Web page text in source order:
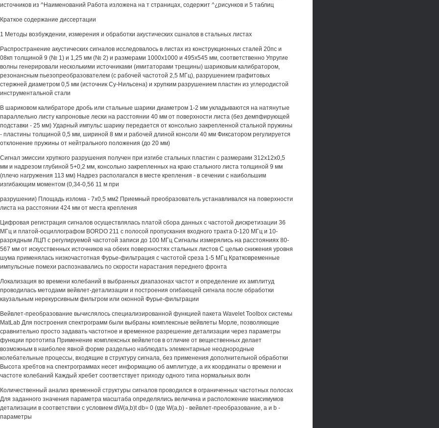
источников из ^Наименований Работа изложена на т страницах, содержит ^¿рисунков и 5 таблиц
Краткое содержание диссертации
1 Методы возбуждении, измерения и обработки акустических сшналов в стальных листах
Распространение акустических сигналов исследовалось в листах из конструкционных сталей 20пс и
08кп толщиной 9 (№ 1) и 1,25 мм (№ 2) и размерами 1000x1000 и 495x545 мм, соответственно Упругие
волны генерировали несколькими источниками (имитаторами трещины) шариковым калибратором,
резонансным пьезопреобразователем (с рабочей частотой 2,5 МГц), разрушением графитовых
стержней диаметром 0,5 мм (источник Су-Нильсена) и хрупким разрушением пластин из углеродистой
инструментальной стали
В шариковом калибраторе дробь или стальные шарики диаметром 1-2 мм укладываются на натянутые
параллельно листу капроновые лески на расстоянии 40 мм от поверхности листа (без демпфирующей
подставки - 25 мм) Ударный импульс шарику передается от консольно закрепленной стальной пружины
- пластины толщиной 0,5 мм, шириной 8 мм и рабочей длиной консоли 40 мм Фиксатором регулируется
отклонение пружины от нейтрального положения (до 20 мм)
Сигнал эмиссии хрупкого разрушения получен при изгибе стальных пластин с размерами 312x12x0,5
мм и надрезом глубиной 5+0,2 мм, консольно закрепленных на краю стального листа толщиной 9 мм
(плечо нагружения 113 мм) Надрез располагался в месте крепления - в сечении с наибольшим
изгибающим моментом (0,34-0,56 11 м при
разрушении) Площадь излома - 7x0,5 мм2 Приемный преобразователь устанавливался на поверхности
листа на расстоянии 424 мм от места крепления
Цифровая регистрация сигналов осуществлялась платой сбора данных с частотой дискретизации 36
МГц и платой-осциллографом BORDO 211 с полосой пропускания входного тракта 0-120 МГц и 10-
разрядным ЛЦП с регулируемой частотой записи до 100 МГц Сигналы измерялись на расстояниях 80-
567 мм от искусственных источников на обеих поверхностях стальных листов С целью снижения уровня
шума применялась низкочастотная Фурье-фильтрация с частотой среза 1-5 МГц Кратковременные
импульсные помехи распознавались по скорости нарастания переднего фронта
Локализация во времени колебаний в выбранных диапазонах частот и определение их амплитуд
проводилась методами вейвлет-детализации и построения огибающей сигнала после обработки
каузальным нерекурсивным фильтром или оконной Фурье-фильтрации
Вейвлет-преобразование вычислялось специализированной функцией пакета Wavelet Toolbox системы
MatLab Для построения спектрограмм были выбраны комплексные вейвлеты Морле, позволяющие
сравнительно просто задавать частотное и временное разрешение детализации через параметры
функции прототипа Применение комплексных вейвлетов в отличие от вещественных делает
возможным в наиболее явной форме раздельно наблюдать элементарные неоднородные
колебательные процессы, входящие в структуру сигнала, без применения дополнительной обработки
Высота хребтов на спектрограммах несет информацию об амплитуде, а их координаты о времени и
частоте колебаний Каждый хребет соответствует приходу одного типа нормальных волн
Количественный анализ временной структуры сигналов проводился в ограниченных частотных полосах
Для заданного значения параметра масштаба определялись величина и расположение максимумов
детализации в соответствии с условием dW(a,b)t db= 0 (где W(a,b) - вейвлет-преобразование, а и b -
параметры